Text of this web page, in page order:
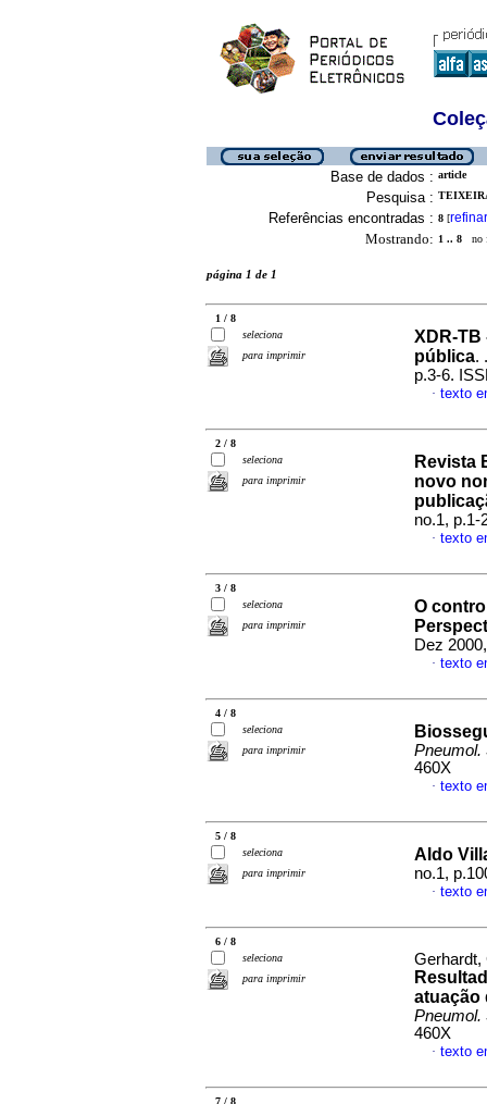
Base de dados : article
Pesquisa :
Referências encontradas : 8 [refinar
Mostrando: 1 .. 8 no
página 1 de 1
1 / 8
seleciona
para imprimir
XDR-TB
pública.
p.3-6.
· texto
2 / 8
seleciona
para imprimir
Revista
novo
no.1, p.1-
· texto
3 / 8
seleciona
para imprimir
O
Dez
· texto
4 / 8
seleciona
para imprimir
Pneumol.
460X
· texto
5 / 8
seleciona
para imprimir
Aldo
no.1,
· texto
6 / 8
seleciona
para imprimir
Gerhardt,
atuação
Pneumol.
460X
· texto
7 / 8